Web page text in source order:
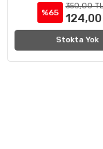
%65
350,00 TL
Stokta Yok